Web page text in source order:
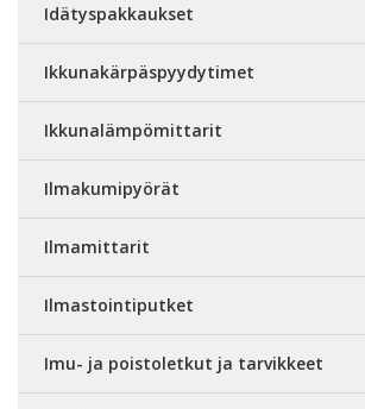
Idätyspakkaukset
Ikkunakärpäspyydytimet
Ikkunalämpömittarit
Ilmakumipyörät
Ilmamittarit
Ilmastointiputket
Imu- ja poistoletkut ja tarvikkeet